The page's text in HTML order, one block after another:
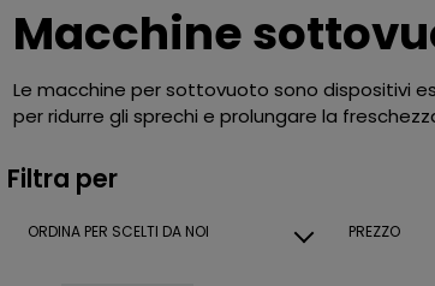
Macchine
Le macchine per sottovuoto sono dispositivi
per ridurre gli sprechi e prolungare la
Filtra per
ORDINA PER SCELTI DA NOI PREZZO